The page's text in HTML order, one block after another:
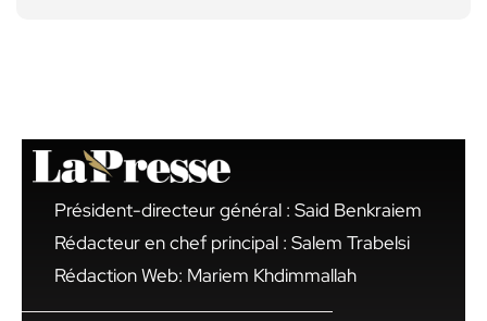
Président-directeur général : Said Benkraiem
Rédacteur en chef principal : Salem Trabelsi
Rédaction Web: Mariem Khdimmallah